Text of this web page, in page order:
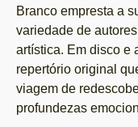
Branco empresta a
variedade de
artística. Em disco e
repertório original
viagem de
profundezas